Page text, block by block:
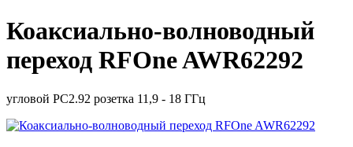
Коаксиально-волноводный
переход RFOne AWR62292
угловой PC2.92 розетка 11,9 - 18 ГГц